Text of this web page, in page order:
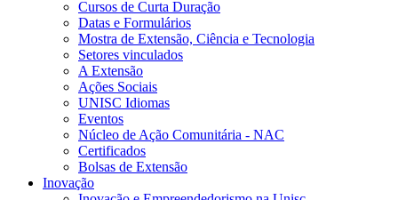
Cursos de Curta Duração
Datas e Formulários
Mostra de Extensão, Ciência e Tecnologia
Setores vinculados
A Extensão
Ações Sociais
UNISC Idiomas
Eventos
Núcleo de Ação Comunitária - NAC
Certificados
Bolsas de Extensão
Inovação